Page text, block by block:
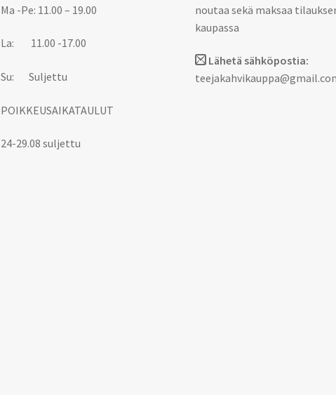
Ma -Pe: 11.00 – 19.00
La: 11.00 -17.00
Su: Suljettu
POIKKEUSAIKATAULUT
24-29.08 suljettu
noutaa sekä maksaa
kaupassa
Lähetä sähköpostia: